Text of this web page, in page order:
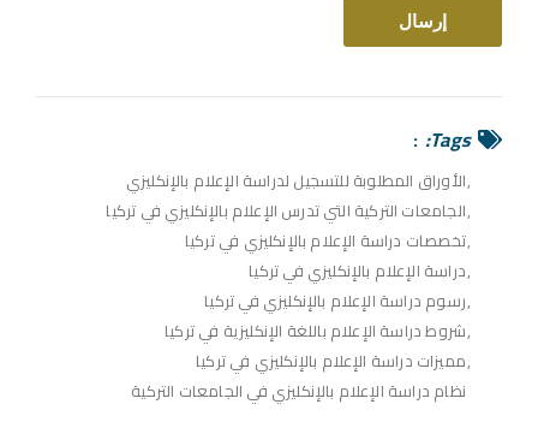
Tags:
الأوراق المطلوبة للتسجيل لدراسة الإعلام بالإنكليزي
الجامعات التركية التي تدرس الإعلام بالإنكليزي في تركيا
تخصصات دراسة الإعلام بالإنكليزي في تركيا
دراسة الإعلام بالإنكليزي في تركيا
رسوم دراسة الإعلام بالإنكليزي في تركيا
شروط دراسة الإعلام باللغة الإنكليزية في تركيا
مميزات دراسة الإعلام بالإنكليزي في تركيا
نظام دراسة الإعلام بالإنكليزي في الجامعات التركية